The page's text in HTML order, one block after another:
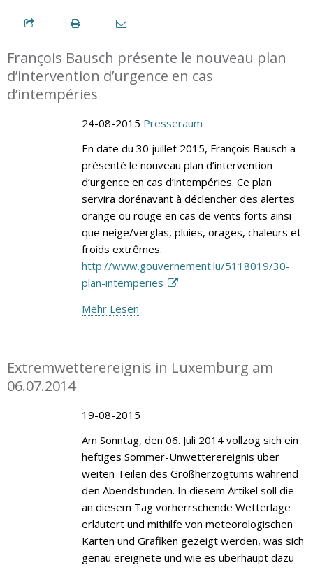
François Bausch présente le nouveau plan
d’intervention d’urgence en cas
d’intempéries
24-08-2015 Presseraum
En date du 30 juillet 2015, François Bausch a
présenté le nouveau plan d’intervention
d’urgence en cas d’intempéries. Ce plan
servira dorénavant à déclencher des alertes
orange ou rouge en cas de vents forts ainsi
que neige/verglas, pluies, orages, chaleurs et
froids extrêmes.
http://www.gouvernement.lu/5118019/30-
plan-intemperies
Mehr Lesen
Extremwetterereignis in Luxemburg am
06.07.2014
19-08-2015
Am Sonntag, den 06. Juli 2014 vollzog sich ein
heftiges Sommer-Unwetterereignis über
weiten Teilen des Großherzogtums während
den Abendstunden. In diesem Artikel soll die
an diesem Tag vorherrschende Wetterlage
erläutert und mithilfe von meteorologischen
Karten und Grafiken gezeigt werden, was sich
genau ereignete und wie es überhaupt dazu